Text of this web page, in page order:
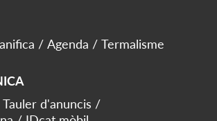
Agenda Termalisme
Tauler d'anuncis